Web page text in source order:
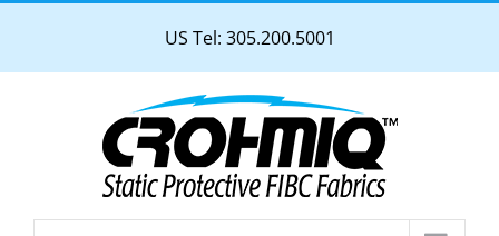
content
US Tel: 305.200.5001